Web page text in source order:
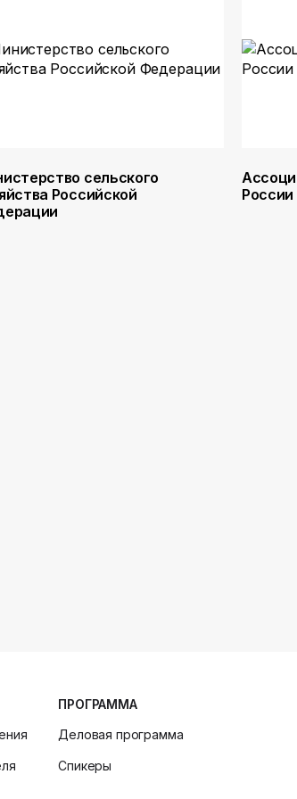
сельского
Российской
России
ПРОГРАММА
Деловая программа
Спикеры